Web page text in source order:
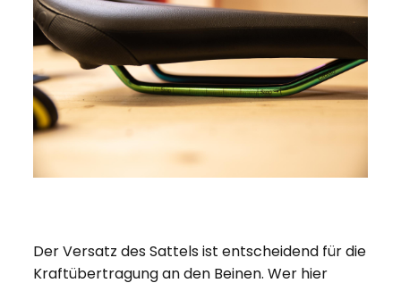
Der Versatz des Sattels ist entscheidend für die
Kraftübertragung an den Beinen. Wer hier